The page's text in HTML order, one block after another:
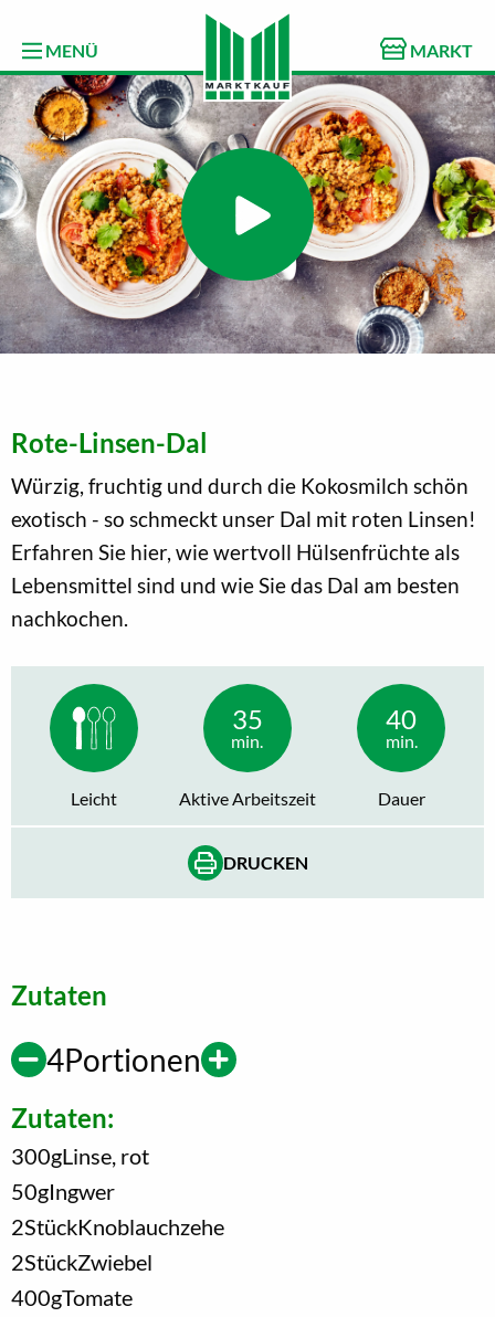
MENÜ MARKT
Rote-Linsen-Dal
Würzig, fruchtig und durch die Kokosmilch schön
exotisch - so schmeckt unser Dal mit roten Linsen!
Erfahren Sie hier, wie wertvoll Hülsenfrüchte als
Lebensmittel sind und wie Sie das Dal am besten
nachkochen.
Leicht
35
min.
Aktive Arbeitszeit
40
min.
Dauer
DRUCKEN
Zutaten
4Portionen
Zutaten:
300gLinse, rot
50gIngwer
2StückKnoblauchzehe
2StückZwiebel
400gTomate